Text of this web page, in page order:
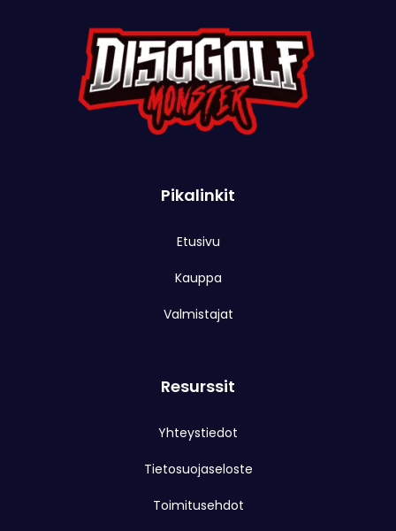
Pikalinkit
Etusivu
Kauppa
Valmistajat
Resurssit
Yhteystiedot
Tietosuojaseloste
Toimitusehdot